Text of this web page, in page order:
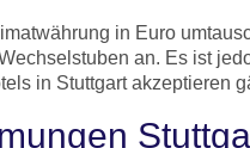
in Euro
an. Es ist
in Stuttgart akzeptieren